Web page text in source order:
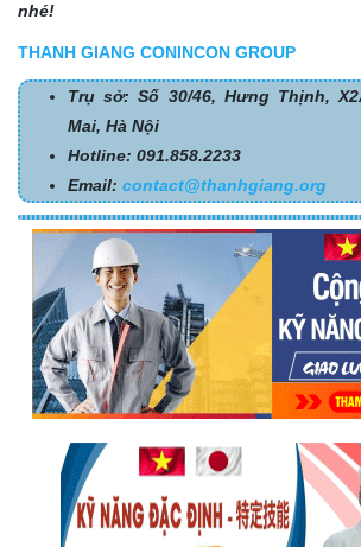
nhé!
THANH GIANG CONINCON GROUP
Trụ sở: Số 30/46, Hưng Thịnh,
Mai, Hà Nội
Hotline: 091.858.2233
Email: contact@thanhgiang.org